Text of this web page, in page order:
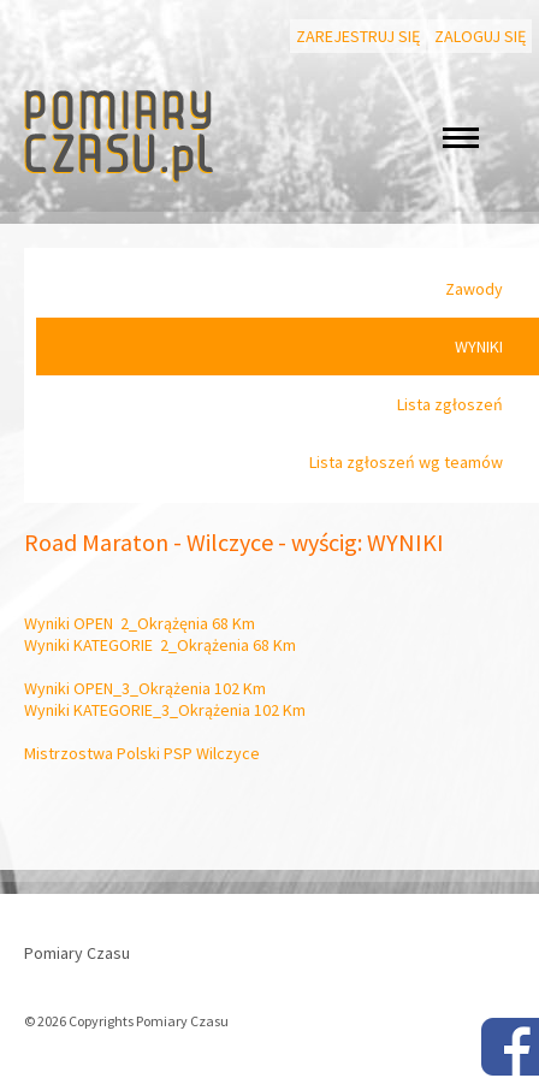
ZAREJESTRUJ SIĘ ZALOGUJ SIĘ
Zawody
WYNIKI
Lista zgłoszeń
Lista zgłoszeń wg teamów
Road Maraton - Wilczyce - wyścig: WYNIKI
Wyniki OPEN 2_Okrążęnia 68 Km
Wyniki KATEGORIE 2_Okrążenia 68 Km
Wyniki OPEN_3_Okrążenia 102 Km
Wyniki KATEGORIE_3_Okrążenia 102 Km
Mistrzostwa Polski PSP Wilczyce
Pomiary Czasu
© 2026 Copyrights Pomiary Czasu